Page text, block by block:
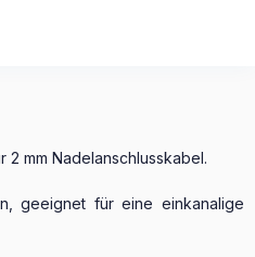
2 mm Nadelanschlusskabel.
geeignet für eine einkanalige